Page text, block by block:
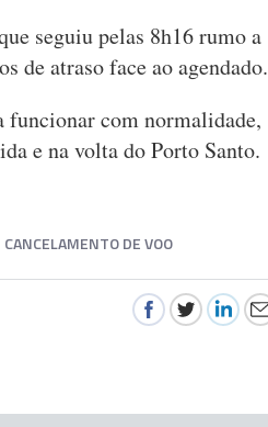
seguiu pelas 8h16 rumo a
de atraso face ao agendado.
funcionar com normalidade,
e na volta do Porto Santo.
CANCELAMENTO DE VOO